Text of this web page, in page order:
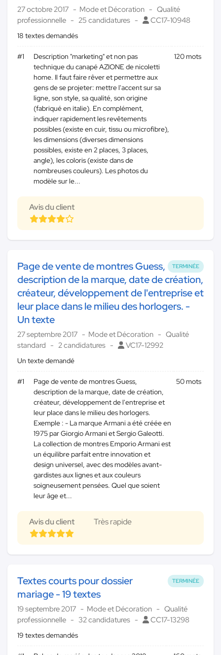
27 octobre 2017 Mode et Décoration
Qualité
professionnelle
25 candidatures CC17-10948
18 textes demandés
#1
Description "marketing" et non pas
technique du canapé AZIONE de nicoletti
home. Il faut faire rêver et permettre aux
gens de se projeter: mettre l'accent sur sa
ligne, son style, sa qualité, son origine
(fabriqué en italie). En complément,
indiquer rapidement les revêtements
possibles (existe en cuir, tissu ou microfibre),
les dimensions (diverses dimensions
possibles, existe en 2 places, 3 places,
angle), les coloris (existe dans de
nombreuses couleurs). Les photos du
modèle sur le...
120 mots
Avis du client
TERMINÉE
Page de vente de montres Guess,
description de la marque, date de création,
créateur, développement de l'entreprise et
leur place dans le milieu des horlogers. -
Un texte
27 septembre 2017 Mode et Décoration
Qualité
standard
2 candidatures VC17-12992
Un texte demandé
#1
Page de vente de montres Guess,
description de la marque, date de création,
créateur, développement de l'entreprise et
leur place dans le milieu des horlogers.
Exemple : - La marque Armani a été créée en
1975 par Giorgio Armani et Sergio Galeotti.
La collection de montres Emporio Armani est
un équilibre parfait entre innovation et
design universel, avec des modèles avant-
gardistes aux lignes et aux couleurs
soigneusement pensées. Quel que soient
leur âge et...
50 mots
Avis du client Très rapide
TERMINÉE
Textes courts pour dossier
mariage - 19 textes
19 septembre 2017 Mode et Décoration
Qualité
professionnelle
32 candidatures CC17-13298
19 textes demandés